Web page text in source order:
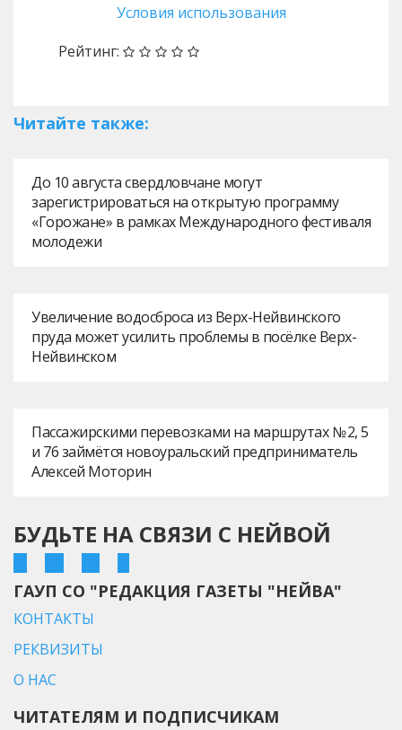
Условия использования
Рейтинг:
Читайте также:
До 10 августа свердловчане могут
зарегистрироваться на открытую программу
«Горожане» в рамках Международного фестиваля
молодежи
Увеличение водосброса из Верх-Нейвинского
пруда может усилить проблемы в посёлке Верх-
Нейвинском
Пассажирскими перевозками на маршрутах № 2, 5
и 76 займётся новоуральский предприниматель
Алексей Моторин
БУДЬТЕ НА СВЯЗИ С НЕЙВОЙ
ГАУП СО "РЕДАКЦИЯ ГАЗЕТЫ "НЕЙВА"
КОНТАКТЫ
РЕКВИЗИТЫ
О НАС
ЧИТАТЕЛЯМ И ПОДПИСЧИКАМ